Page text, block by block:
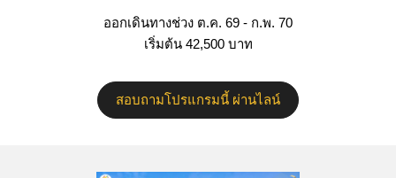
ออกเดินทางช่วง ต.ค. 69 - ก.พ. 70
เริ่มต้น 42,500 บาท
สอบถามโปรแกรมนี้ ผ่านไลน์